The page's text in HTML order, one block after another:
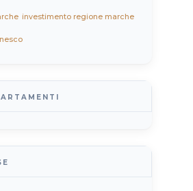
investimento regione marche